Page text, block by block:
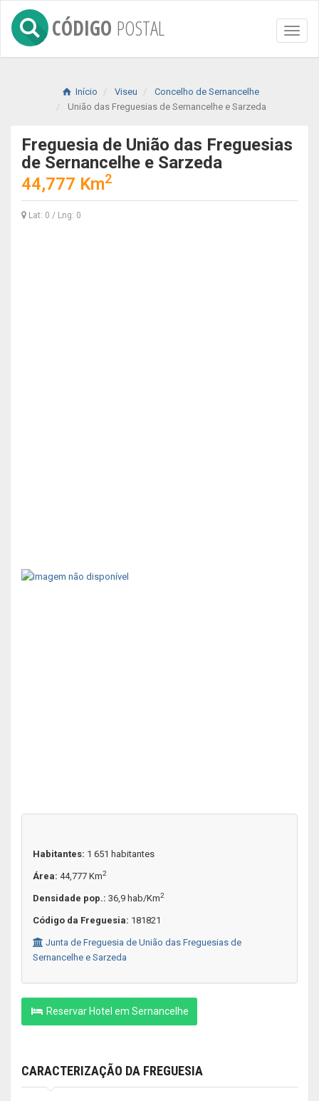
Toggle
CÓDIGO POSTAL
Início Viseu
Concelho de Sernancelhe
União das Freguesias de Sernancelhe e Sarzeda
Freguesia de União das Freguesias
de Sernancelhe e Sarzeda
44,777 Km2
Lat: 0 / Lng: 0
Habitantes: 1 651 habitantes
Área: 44,777 Km2
Densidade pop.: 36,9 hab/Km2
Código da Freguesia: 181821
Junta de Freguesia de União das Freguesias de
Sernancelhe e Sarzeda
Reservar Hotel em Sernancelhe
CARACTERIZAÇÃO DA FREGUESIA